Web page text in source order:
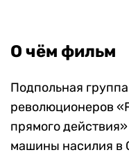
О чём фильм
Подпольная
революционеров
прямого
машины насилия в